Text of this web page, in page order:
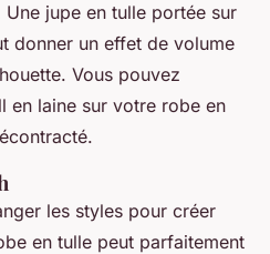
jupe en tulle portée sur
donner un effet de volume
Vous pouvez
en laine sur votre robe en
les styles pour créer
en tulle peut parfaitement